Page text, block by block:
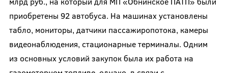
приобретены 92 автобуса. На машинах установлены
табло, мониторы, датчики пассажиропотока, камеры
видеонаблюдения, стационарные терминалы. Одним
из основных условий закупок была их работа на